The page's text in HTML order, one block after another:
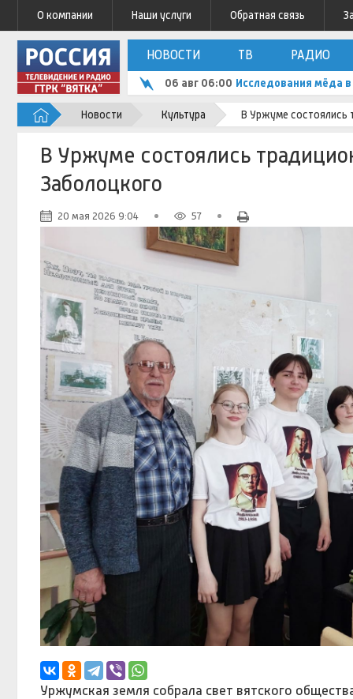
О компании Наши услуги Обратная связь
НОВОСТИ ТВ РАДИО
06 авг 06:00 Исследования мёда в
Новости Культура В Уржуме состоялись
В Уржуме состоялись
Заболоцкого
20 мая 2026 9:04 57
Уржумская земля собрала свет вятского